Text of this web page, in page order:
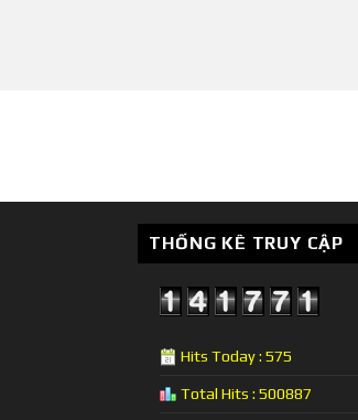
THỐNG KÊ TRUY CẬP
Hits Today : 575
Total Hits : 500887